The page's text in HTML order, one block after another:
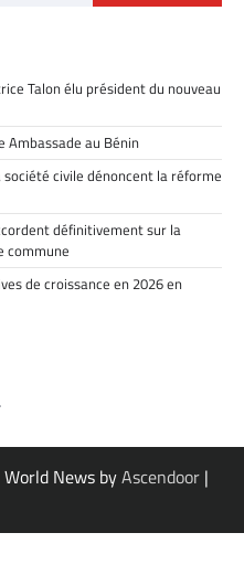
Talon élu président du nouveau
Ambassade au Bénin
civile dénoncent la réforme
définitivement sur la
commune
de croissance en 2026 en
World News byAscendoor |